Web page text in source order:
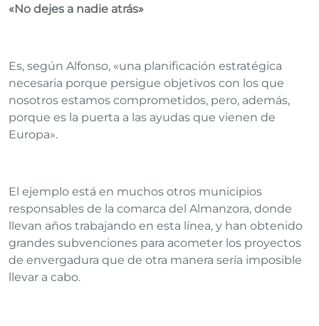
«No dejes a nadie atrás»
Es, según Alfonso, «una planificación estratégica
necesaria porque persigue objetivos con los que
nosotros estamos comprometidos, pero, además,
porque es la puerta a las ayudas que vienen de
Europa».
El ejemplo está en muchos otros municipios
responsables de la comarca del Almanzora, donde
llevan años trabajando en esta línea, y han obtenido
grandes subvenciones para acometer los proyectos
de envergadura que de otra manera sería imposible
llevar a cabo.